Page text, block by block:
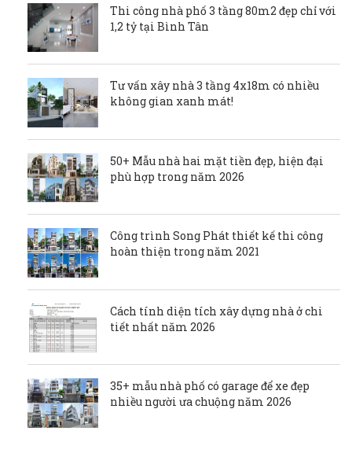
Thi công nhà phố 3 tầng 80m2 đẹp chỉ với
1,2 tỷ tại Bình Tân
Tư vấn xây nhà 3 tầng 4x18m có nhiều
không gian xanh mát!
50+ Mẫu nhà hai mặt tiền đẹp, hiện đại
phù hợp trong năm 2026
Công trình Song Phát thiết kế thi công
hoàn thiện trong năm 2021
Cách tính diện tích xây dựng nhà ở chi
tiết nhất năm 2026
35+ mẫu nhà phố có garage để xe đẹp
nhiều người ưa chuộng năm 2026